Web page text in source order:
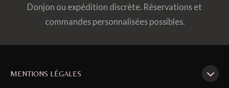
Donjon ou expédition discrète. Réservations et
commandes personnalisées possibles.
MENTIONS LÉGALES